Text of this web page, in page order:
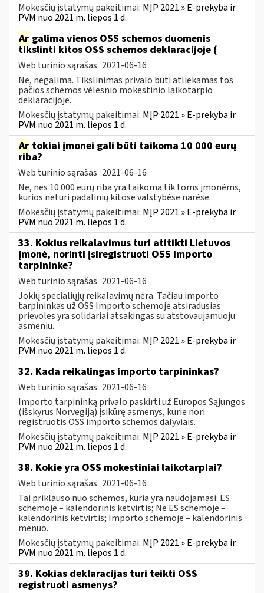
Mokesčių įstatymų pakeitimai: MĮP 2021 » E-prekyba ir
PVM nuo 2021 m. liepos 1 d.
Ar galima vienos OSS schemos duomenis
tikslinti kitos OSS schemos deklaracijoje (
Web turinio sąrašas 2021-06-16
Ne, negalima. Tikslinimas privalo būti atliekamas tos
pačios schemos vėlesnio mokestinio laikotarpio
deklaracijoje.
Mokesčių įstatymų pakeitimai: MĮP 2021 » E-prekyba ir
PVM nuo 2021 m. liepos 1 d.
Ar tokiai įmonei gali būti taikoma 10 000 eurų
riba?
Web turinio sąrašas 2021-06-16
Ne, nes 10 000 eurų riba yra taikoma tik toms įmonėms,
kurios neturi padalinių kitose valstybėse narėse.
Mokesčių įstatymų pakeitimai: MĮP 2021 » E-prekyba ir
PVM nuo 2021 m. liepos 1 d.
33. Kokius reikalavimus turi atitikti Lietuvos
įmonė, norinti įsiregistruoti OSS importo
tarpininke?
Web turinio sąrašas 2021-06-16
Jokių specialiųjų reikalavimų nėra. Tačiau importo
tarpininkas už OSS Importo schemoje atsiradusias
prievoles yra solidariai atsakingas su atstovaujamuoju
asmeniu.
Mokesčių įstatymų pakeitimai: MĮP 2021 » E-prekyba ir
PVM nuo 2021 m. liepos 1 d.
32. Kada reikalingas importo tarpininkas?
Web turinio sąrašas 2021-06-16
Importo tarpininką privalo paskirti už Europos Sąjungos
(išskyrus Norvegiją) įsikūrę asmenys, kurie nori
registruotis OSS importo schemos dalyviais.
Mokesčių įstatymų pakeitimai: MĮP 2021 » E-prekyba ir
PVM nuo 2021 m. liepos 1 d.
38. Kokie yra OSS mokestiniai laikotarpiai?
Web turinio sąrašas 2021-06-16
Tai priklauso nuo schemos, kuria yra naudojamasi: ES
schemoje – kalendorinis ketvirtis; Ne ES schemoje –
kalendorinis ketvirtis; Importo schemoje – kalendorinis
mėnuo.
Mokesčių įstatymų pakeitimai: MĮP 2021 » E-prekyba ir
PVM nuo 2021 m. liepos 1 d.
39. Kokias deklaracijas turi teikti OSS
registruoti asmenys?